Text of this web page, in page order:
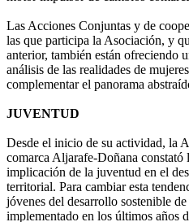
Las Acciones Conjuntas y de
las que participa la Asociación, y
anterior, también están ofreciendo
análisis de las realidades de
complementar el panorama
JUVENTUD
Desde el inicio de su actividad, la
comarca Aljarafe-Doñana constató
implicación de la juventud en el
territorial. Para cambiar esta
jóvenes del desarrollo sostenible
implementado en los últimos años